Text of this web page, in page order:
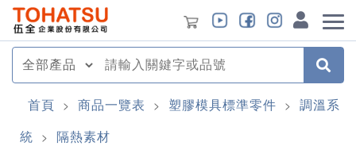
首頁 > 商品一覽表 > 塑膠模具標準零件 > 調溫系
統 > 隔熱素材